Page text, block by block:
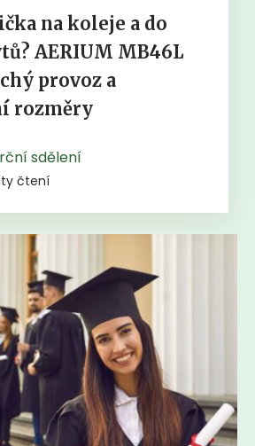
na koleje a do
AERIUM MB46L
provoz a
rozměry
sdělení
čtení